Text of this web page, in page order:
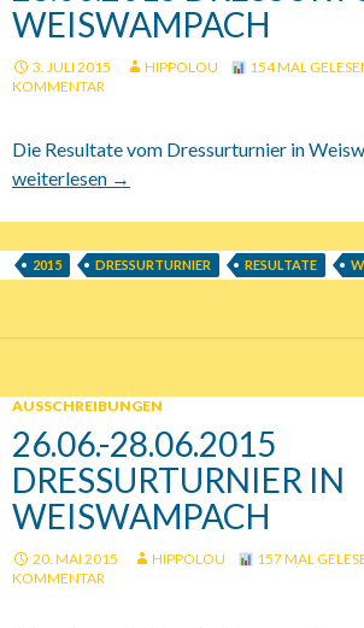
WEISWAMPACH
3. JULI 2015 HIPPOLOU 154 MAL
KOMMENTAR
Die Resultate vom Dressurturnier in
28.06.2015 Dressurturnier in Weiswampach
weiterlesen →
2015 DRESSURTURNIER RESULTATE
AUSSCHREIBUNGEN
26.06.-28.06.2015
DRESSURTURNIER IN
WEISWAMPACH
20. MAI 2015 HIPPOLOU 157 MAL
KOMMENTAR